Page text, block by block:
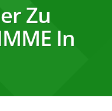
Zu
In